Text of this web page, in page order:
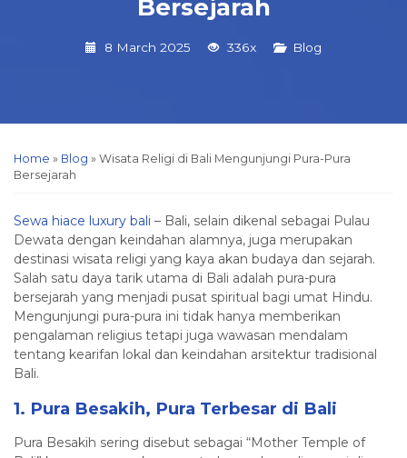
Bersejarah
8 March 2025 336x Blog
Home » Blog » Wisata Religi di Bali Mengunjungi Pura-Pura
Bersejarah
Sewa hiace luxury bali – Bali, selain dikenal sebagai Pulau
Dewata dengan keindahan alamnya, juga merupakan
destinasi wisata religi yang kaya akan budaya dan sejarah.
Salah satu daya tarik utama di Bali adalah pura-pura
bersejarah yang menjadi pusat spiritual bagi umat Hindu.
Mengunjungi pura-pura ini tidak hanya memberikan
pengalaman religius tetapi juga wawasan mendalam
tentang kearifan lokal dan keindahan arsitektur tradisional
Bali.
1. Pura Besakih, Pura Terbesar di Bali
Pura Besakih sering disebut sebagai “Mother Temple of